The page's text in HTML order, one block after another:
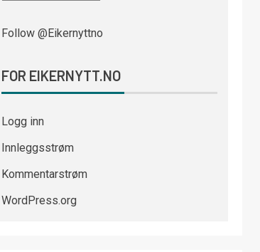
Follow @Eikernyttno
FOR EIKERNYTT.NO
Logg inn
Innleggsstrøm
Kommentarstrøm
WordPress.org